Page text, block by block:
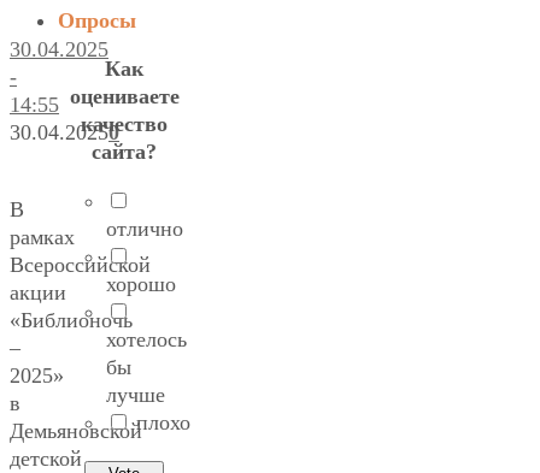
30.04.2025
-
14:55
30.04.20250
В
рамках
Всероссийской
акции
«Библионочь
–
2025»
в
Демьяновской
детской
Опросы
Как
оцениваете
качество
сайта?
отлично
хорошо
хотелось
бы
лучше
плохо